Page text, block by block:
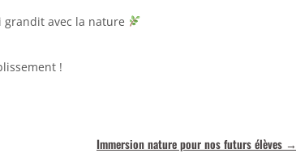
avec la nature
!
Immersion nature pour nos futurs élèves →